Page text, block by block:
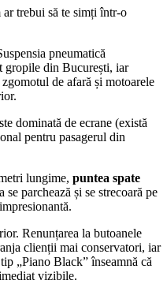
trebui să te simți într-o
pneumatică
gropile din București, iar
de afară și motoarele
dominată de ecrane (există
pentru pasagerul din
lungime, puntea spate
parchează și se strecoară pe
Renunțarea la butoanele
clienții mai conservatori, iar
„Piano Black” înseamnă că
vizibile.